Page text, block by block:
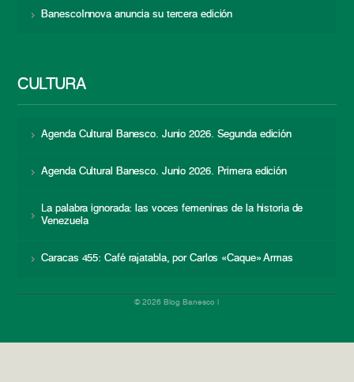
BanescoInnova anuncia su tercera edición
CULTURA
Agenda Cultural Banesco. Junio 2026. Segunda edición
Agenda Cultural Banesco. Junio 2026. Primera edición
La palabra ignorada: las voces femeninas de la historia de
Venezuela
Caracas 455: Café rajatabla, por Carlos «Caque» Armas
© 2026 Blog Banesco |